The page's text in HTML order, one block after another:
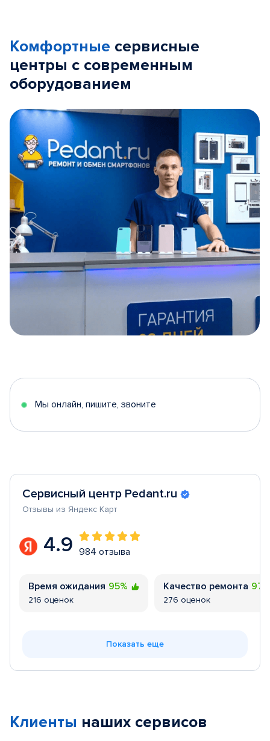
Комфортные сервисные
центры с современным
оборудованием
5
Мы онлайн, пишите, звоните
Сервисный центр Pedant.ru
Отзывы из Яндекс Карт
4.9 984 отзыва
Время ожидания 95%
216 оценок
Качество ремонта
276 оценок
Показать еще
Клиенты наших сервисов